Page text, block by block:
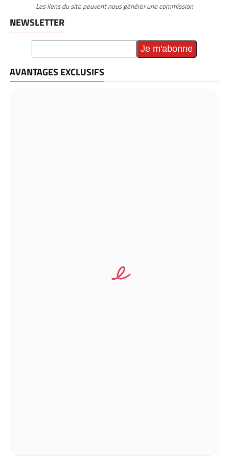
Les liens du site peuvent nous générer une commission
NEWSLETTER
AVANTAGES EXCLUSIFS